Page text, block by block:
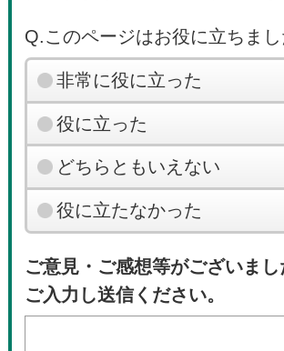
Q.このページはお役に立ちまし
非常に役に立った
役に立った
どちらともいえない
役に立たなかった
ご意見・ご感想等がございま
ご入力し送信ください。